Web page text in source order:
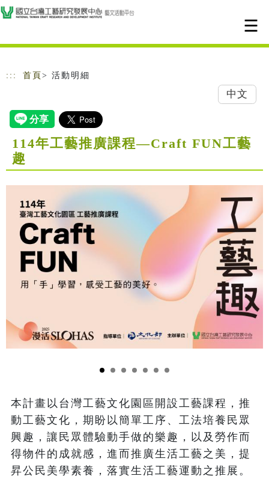
跳到主要內容
網站導覽
::: 首頁 > 活動明細
中文
114年工藝推廣課程—Craft FUN工藝
趣
本計畫以台灣工藝文化園區開設工藝課程，推
動工藝文化，期盼以簡單工序、工法培養民眾
興趣，讓民眾體驗動手做的樂趣，以及勞作而
得物件的成就感，進而推廣生活工藝之美，提
昇公民美學素養，落實生活工藝運動之推展。